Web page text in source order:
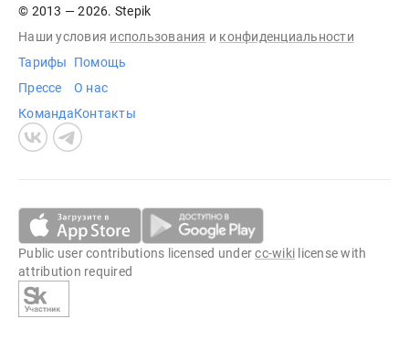
© 2013 — 2026. Stepik
Наши условия использования и конфиденциальности
Тарифы
Прессе
Команда
Помощь
О нас
Контакты
Public user contributions licensed undercc-wiki license with
attribution required